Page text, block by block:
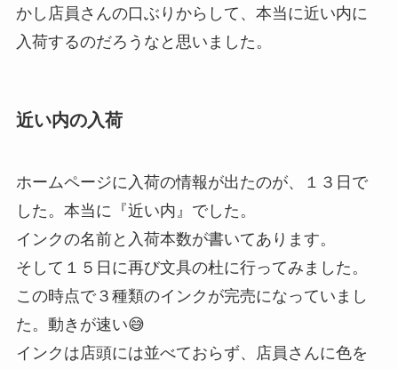
かし店員さんの口ぶりからして、本当に近い内に
入荷するのだろうなと思いました。
近い内の入荷
ホームページに入荷の情報が出たのが、１３日で
した。本当に『近い内』でした。
インクの名前と入荷本数が書いてあります。
そして１５日に再び文具の杜に行ってみました。
この時点で３種類のインクが完売になっていまし
た。動きが速い😅
インクは店頭には並べておらず、店員さんに色を